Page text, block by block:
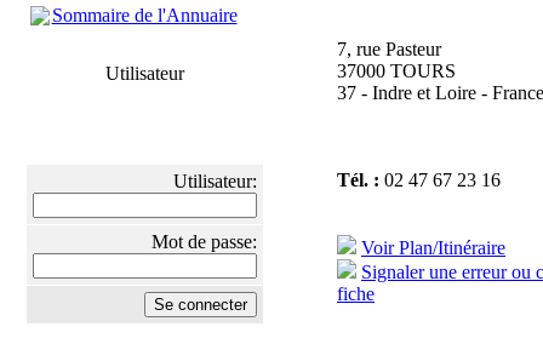
Sommaire de l'Annuaire
Utilisateur
Utilisateur:
Mot de passe:
7, rue Pasteur
37000 TOURS
37 - Indre et Loire - France
Tél. : 02 47 67 23 16
Voir Plan/Itinéraire
Signaler une erreur ou
fiche